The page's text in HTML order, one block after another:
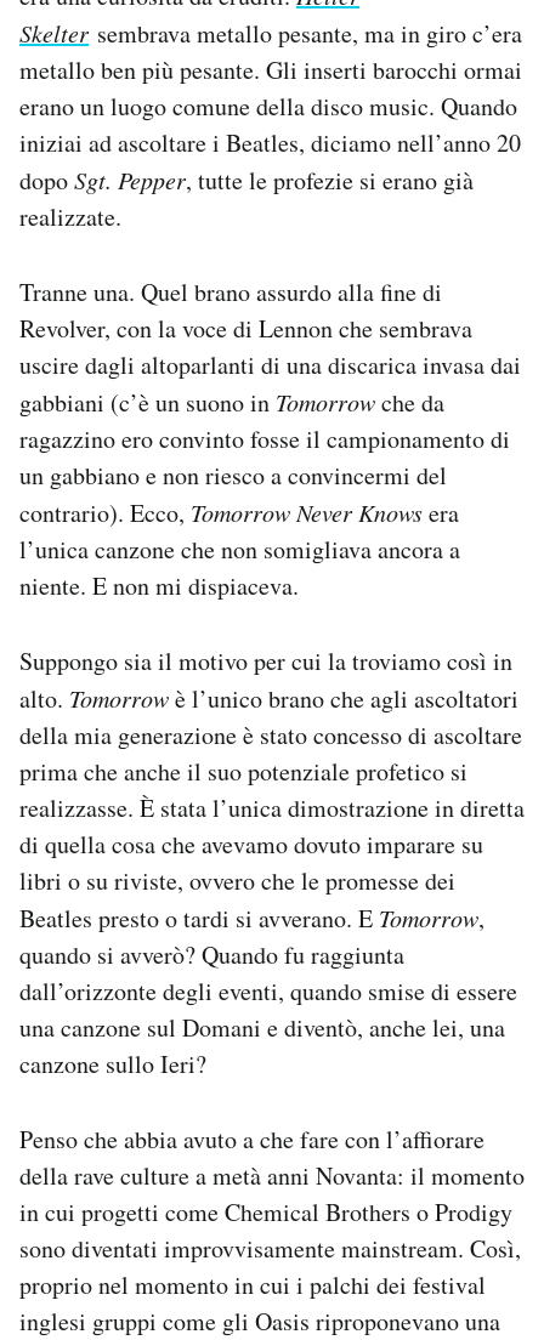
Skelter sembrava metallo pesante, ma in giro c’era
metallo ben più pesante. Gli inserti barocchi ormai
erano un luogo comune della disco music. Quando
iniziai ad ascoltare i Beatles, diciamo nell’anno 20
dopoSgt. Pepper, tutte le profezie si erano già
realizzate.
Tranne una. Quel brano assurdo alla fine di
Revolver, con la voce di Lennon che sembrava
uscire dagli altoparlanti di una discarica invasa dai
gabbiani (c’è un suono in Tomorrowche da
ragazzino ero convinto fosse il campionamento di
un gabbiano e non riesco a convincermi del
contrario). Ecco, Tomorrow Never Knowsera
l’unica canzone che non somigliava ancora a
niente. E non mi dispiaceva.
Suppongo sia il motivo per cui la troviamo così in
alto. Tomorrowè l’unico brano che agli ascoltatori
della mia generazione è stato concesso di ascoltare
prima che anche il suo potenziale profetico si
realizzasse. È stata l’unica dimostrazione in diretta
di quella cosa che avevamo dovuto imparare su
libri o su riviste, ovvero che le promesse dei
Beatles presto o tardi si avverano. E Tomorrow,
quando si avverò? Quando fu raggiunta
dall’orizzonte degli eventi, quando smise di essere
una canzone sul Domani e diventò, anche lei, una
canzone sullo Ieri?
Penso che abbia avuto a che fare con l’affiorare
della rave culture a metà anni Novanta: il momento
in cui progetti come Chemical Brothers o Prodigy
sono diventati improvvisamente mainstream. Così,
proprio nel momento in cui i palchi dei festival
inglesi gruppi come gli Oasis riproponevano una